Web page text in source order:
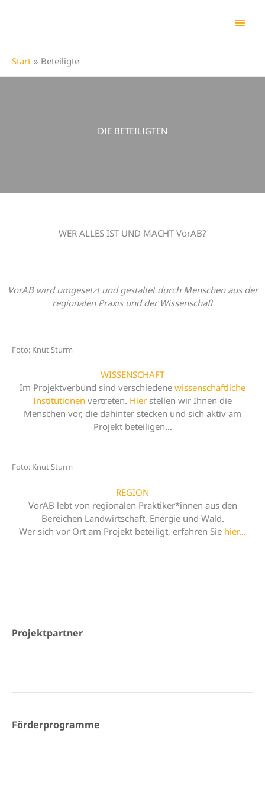
Start Beteiligte
DIE BETEILIGTEN
WER ALLES IST UND MACHT VorAB?
VorAB wird umgesetzt und gestaltet durch Menschen aus der
regionalen Praxis und der Wissenschaft
Foto: Knut Sturm
WISSENSCHAFT
Im Projektverbund sind verschiedene wissenschaftliche
Institutionen vertreten. Hier stellen wir Ihnen die
Menschen vor, die dahinter stecken und sich aktiv am
Projekt beteiligen…
Foto: Knut Sturm
REGION
VorAB lebt von regionalen Praktiker*innen aus den
Bereichen Landwirtschaft, Energie und Wald.
Wer sich vor Ort am Projekt beteiligt, erfahren Sie hier…
Projektpartner
Förderprogramme